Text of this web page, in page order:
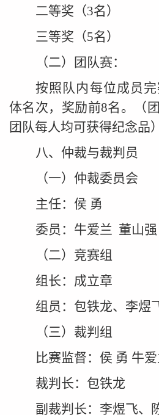
二等奖（3名）
三等奖（5名）
（二）团队赛：
按照队内每位成员
体名次，奖励前8名。（
团队每人均可获得纪念品）
八、仲裁与裁判员
（一）仲裁委员会
主任：侯 勇
委员：牛爱兰 董山强
（二）竞赛组
组长：成立章
组员：包铁龙、李煜
（三）裁判组
比赛监督：侯 勇 牛
裁判长：包铁龙
副裁判长：李煜飞、